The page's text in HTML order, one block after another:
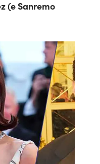
(e Sanremo